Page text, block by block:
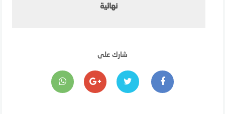
نهائية
شارك على